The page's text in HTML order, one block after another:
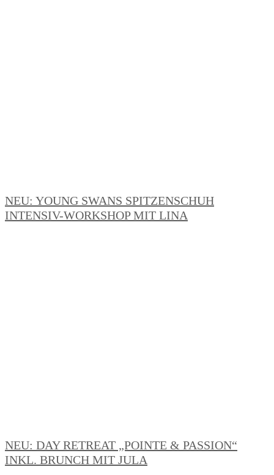
NEU: YOUNG SWANS SPITZENSCHUH
INTENSIV-WORKSHOP MIT LINA
NEU: DAY RETREAT „POINTE & PASSION“
INKL. BRUNCH MIT JULA